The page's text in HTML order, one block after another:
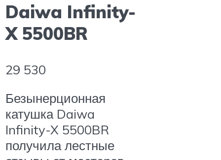
Daiwa Infinity-
X 5500BR
29 530
Безынерционная
катушка Daiwa
Infinity-X 5500BR
получила лестные